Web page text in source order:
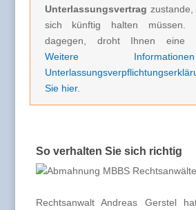
Unterlassungsvertrag
sich künftig halten müssen.
dagegen, droht Ihnen eine
Weitere
Sie hier.
So verhalten Sie sich richtig
Rechtsanwalt Andreas Gerstel